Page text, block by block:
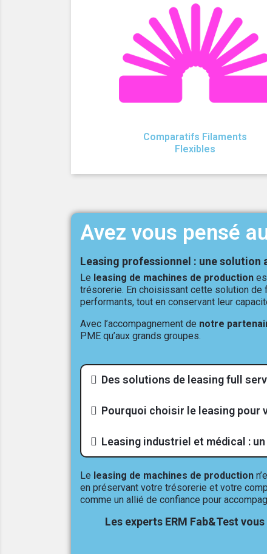
Comparatifs Filaments
Flexibles
Avez vous pensé
Leasing professionnel : une
Le leasing de machines de production
trésorerie. En choisissant cette solution de
performants, tout en conservant leur
Avec l’accompagnement de notre
PME qu’aux grands groupes.
Des solutions de leasing full
Pourquoi choisir le leasing pour
Leasing industriel et médical :
Le leasing de machines de production
en préservant votre trésorerie et votre
comme un allié de confiance pour
Les experts ERM Fab&Test